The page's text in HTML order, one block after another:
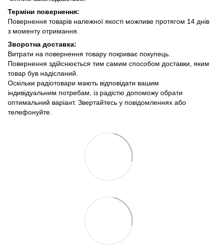
Терміни повернення:
Повернення товарів належної якості можливе протягом 14 днів
з моменту отримання.
Зворотна доставка:
Витрати на повернення товару покриває покупець.
Повернення здійснюється тим самим способом доставки, яким
товар був надісланий.
Оскільки радіотовари мають відповідати вашим
індивідуальним потребам, із радістю допоможу обрати
оптимальний варіант. Звертайтесь у повідомленнях або
телефонуйте.